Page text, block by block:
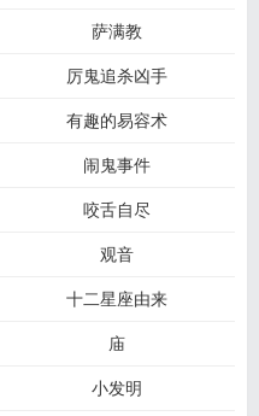
萨满教
厉鬼追杀凶手
有趣的易容术
闹鬼事件
咬舌自尽
观音
十二星座由来
庙
小发明